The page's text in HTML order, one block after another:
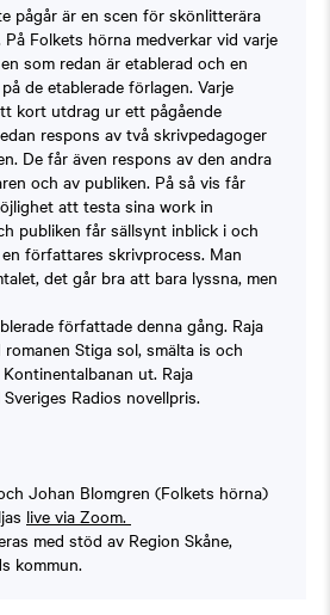
pågår är en scen för skönlitterära
Folkets hörna medverkar vid varje
som redan är etablerad och en
de etablerade förlagen. Varje
kort utdrag ur ett pågående
respons av två skrivpedagoger
De får även respons av den andra
och av publiken. På så vis får
att testa sina work in
publiken får sällsynt inblick i och
författares skrivprocess. Man
det går bra att bara lyssna, men
författade denna gång. Raja
Stiga sol, smälta is och
ut. Raja
Radios novellpris.
Johan Blomgren (Folkets hörna)
live via Zoom.
med stöd av Region Skåne,
kommun.